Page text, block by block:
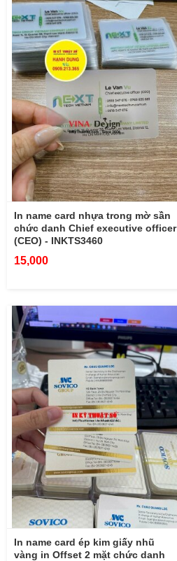
In name card nhựa trong mờ sần
chức danh Chief executive officer
(CEO) - INKTS3460
15,000
In name card ép kim giấy nhũ
vàng in Offset 2 mặt chức danh